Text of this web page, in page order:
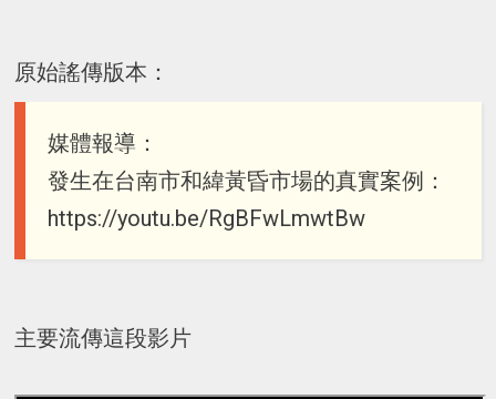
原始謠傳版本：
媒體報導：
發生在台南市和緯黃昏市場的真實案例：
https://youtu.be/RgBFwLmwtBw
主要流傳這段影片